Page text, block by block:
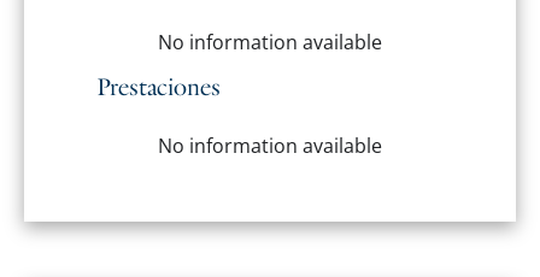
No information available
Prestaciones
No information available